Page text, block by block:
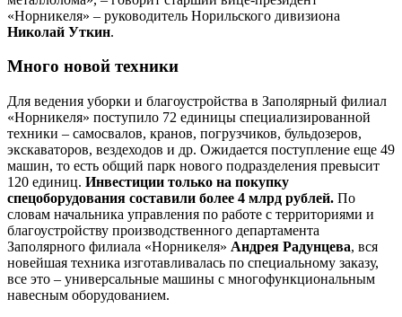
«Норникеля» – руководитель Норильского дивизиона
Николай Уткин.
Много новой техники
Для ведения уборки и благоустройства в Заполярный филиал
«Норникеля» поступило 72 единицы специализированной
техники – самосвалов, кранов, погрузчиков, бульдозеров,
экскаваторов, вездеходов и др. Ожидается поступление еще 49
машин, то есть общий парк нового подразделения превысит
120 единиц. Инвестиции только на покупку
спецоборудования составили более 4 млрд рублей. По
словам начальника управления по работе с территориями и
благоустройству производственного департамента
Заполярного филиала «Норникеля» Андрея Радунцева, вся
новейшая техника изготавливалась по специальному заказу,
все это – универсальные машины с многофункциональным
навесным оборудованием.